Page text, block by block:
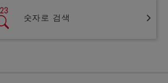
숫자로 검색